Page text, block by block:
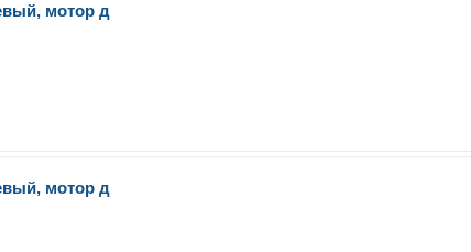
мотор д
мотор д